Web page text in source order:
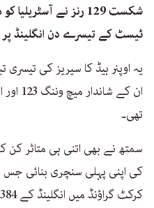
شکست 129 رنز نے
ٹیسٹ کے تیسرے دن انگلینڈ پر 134 رنز کی برتری دلا دی۔
یہ اوپنر ہیڈ کا سیریز کی
تھی۔
سمتھ نے بھی اتنی ہی متاثر کن
کی اپنی پہلی سنچری بنائی